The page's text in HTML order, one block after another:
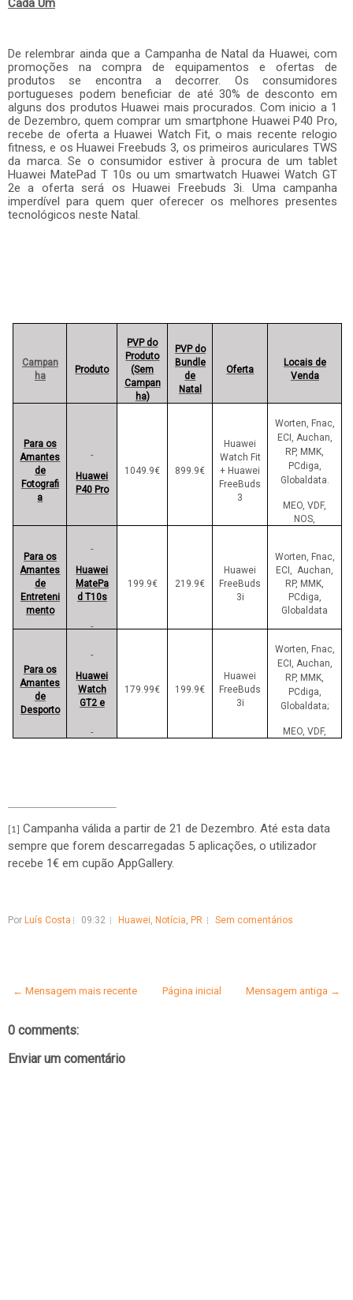
Cada Um
De relembrar ainda que a Campanha de Natal da Huawei, com
promoções na compra de equipamentos e ofertas de
produtos se encontra a decorrer. Os consumidores
portugueses podem beneficiar de até 30% de desconto em
alguns dos produtos Huawei mais procurados. Com inicio a 1
de Dezembro, quem comprar um smartphone Huawei P40 Pro,
recebe de oferta a Huawei Watch Fit, o mais recente relogio
fitness, e os Huawei Freebuds 3, os primeiros auriculares TWS
da marca. Se o consumidor estiver à procura de um tablet
Huawei MatePad T 10s ou um smartwatch Huawei Watch GT
2e a oferta será os Huawei Freebuds 3i. Uma campanha
imperdível para quem quer oferecer os melhores presentes
tecnológicos neste Natal.
Campan
ha
Produto
PVP do
Produto
(Sem
Campan
ha)
PVP do
Bundle
de
Natal
Oferta
Locais de
Venda
Para os
Amantes
de
Fotografi
a
Huawei
P40 Pro
1049.9€ 899.9€
Huawei
Watch Fit
+ Huawei
FreeBuds
3
Worten, Fnac,
ECI, Auchan,
RP, MMK,
PCdiga,
Globaldata.
MEO, VDF,
NOS,
Para os
Amantes
de
Entreteni
mento
Huawei
MatePa
d T10s
199.9€ 219.9€
Huawei
FreeBuds
3i
Worten, Fnac,
ECI, Auchan,
RP, MMK,
PCdiga,
Globaldata
Para os
Amantes
de
Desporto
Huawei
Watch
GT2 e
179.99€ 199.9€
Huawei
FreeBuds
3i
Worten, Fnac,
ECI, Auchan,
RP, MMK,
PCdiga,
Globaldata;
MEO, VDF,
[1] Campanha válida a partir de 21 de Dezembro. Até esta data
sempre que forem descarregadas 5 aplicações, o utilizador
recebe 1€ em cupão AppGallery.
Por Luís Costa 09:32 Huawei Notícia PR Sem comentários
← Mensagem mais recente Mensagem antiga →
Página inicial
0 comments:
Enviar um comentário